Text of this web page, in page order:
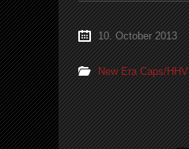
10. October 2013
New Era Caps/HHV